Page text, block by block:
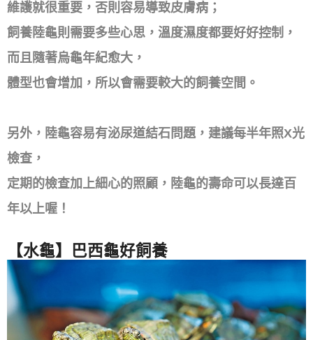
維護就很重要，否則容易導致皮膚病；
飼養陸龜則需要多些心思，溫度濕度都要好好控制，
而且隨著烏龜年紀愈大，
體型也會增加，所以會需要較大的飼養空間。
另外，陸龜容易有泌尿道結石問題，建議每半年照X光
檢查，
定期的檢查加上細心的照顧，陸龜的壽命可以長達百
年以上喔！
【水龜】巴西龜好飼養